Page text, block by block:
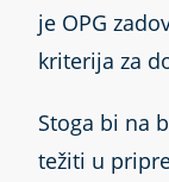
je OPG
kriterija za
Stoga bi na
težiti u